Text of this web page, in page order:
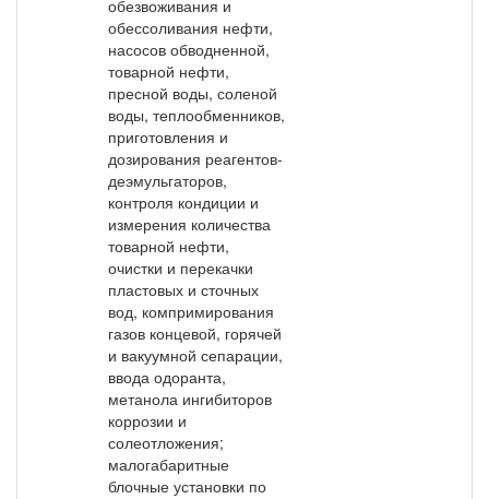
обезвоживания и
обессоливания нефти,
насосов обводненной,
товарной нефти,
пресной воды, соленой
воды, теплообменников,
приготовления и
дозирования реагентов-
деэмульгаторов,
контроля кондиции и
измерения количества
товарной нефти,
очистки и перекачки
пластовых и сточных
вод, компримирования
газов концевой, горячей
и вакуумной сепарации,
ввода одоранта,
метанола ингибиторов
коррозии и
солеотложения;
малогабаритные
блочные установки по